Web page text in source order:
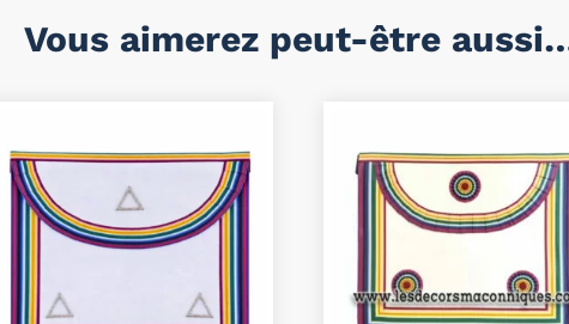
Vous aimerez peut-être